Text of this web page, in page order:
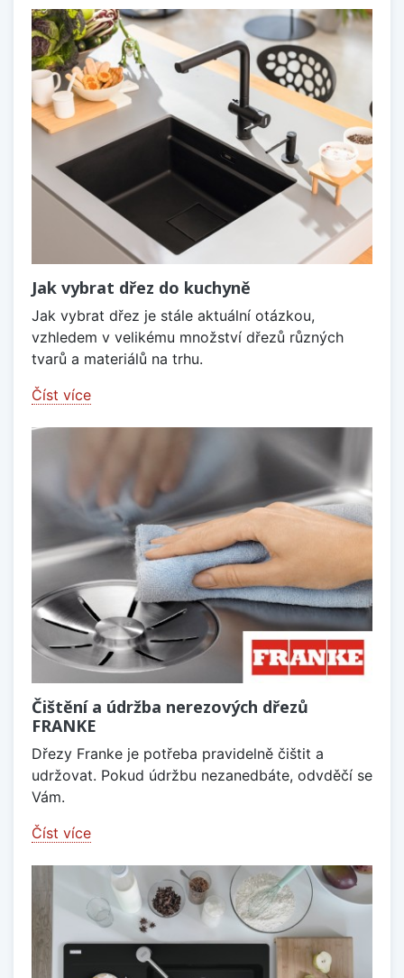
Jak vybrat dřez do kuchyně
Jak vybrat dřez je stále aktuální otázkou,
vzhledem v velikému množství dřezů různých
tvarů a materiálů na trhu.
Číst více
Čištění a údržba nerezových dřezů
FRANKE
Dřezy Franke je potřeba pravidelně čištit a
udržovat. Pokud údržbu nezanedbáte, odvděčí se
Vám.
Číst více